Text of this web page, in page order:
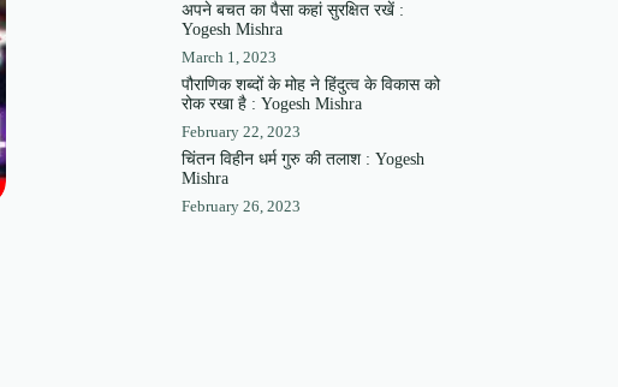
अपने बचत का पैसा कहां सुरक्षित रखें :
Yogesh Mishra
March 1, 2023
पौराणिक शब्दों के मोह ने हिंदुत्व के विकास को
रोक रखा है : Yogesh Mishra
February 22, 2023
चिंतन विहीन धर्म गुरु की तलाश : Yogesh
Mishra
February 26, 2023